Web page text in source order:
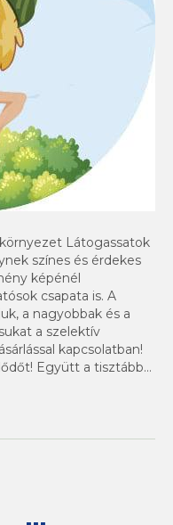
Látogassatok
színes és érdekes
képénél
csapata is. A
a nagyobbak és a
a szelektív
kapcsolatban!
Együtt a tisztább…